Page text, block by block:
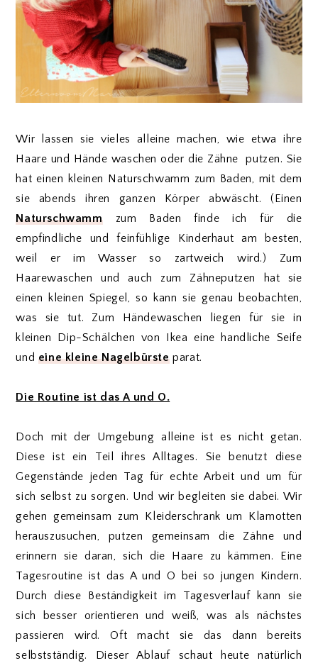
Wir lassen sie vieles alleine machen, wie etwa ihre
Haare und Hände waschen oder die Zähne putzen. Sie
hat einen kleinen Naturschwamm zum Baden, mit dem
sie abends ihren ganzen Körper abwäscht. (Einen
Naturschwammzum Baden finde ich für die
empfindliche und feinfühlige Kinderhaut am besten,
weil er im Wasser so zartweich wird.) Zum
Haarewaschen und auch zum Zähneputzen hat sie
einen kleinen Spiegel, so kann sie genau beobachten,
was sie tut. Zum Händewaschen liegen für sie in
kleinen Dip-Schälchen von Ikea eine handliche Seife
und eine kleine Nagelbürsteparat.
Die Routine ist das A und O.
Doch mit der Umgebung alleine ist es nicht getan.
Diese ist ein Teil ihres Alltages. Sie benutzt diese
Gegenstände jeden Tag für echte Arbeit und um für
sich selbst zu sorgen. Und wir begleiten sie dabei. Wir
gehen gemeinsam zum Kleiderschrank um Klamotten
herauszusuchen, putzen gemeinsam die Zähne und
erinnern sie daran, sich die Haare zu kämmen. Eine
Tagesroutine ist das A und O bei so jungen Kindern.
Durch diese Beständigkeit im Tagesverlauf kann sie
sich besser orientieren und weiß, was als nächstes
passieren wird. Oft macht sie das dann bereits
selbstständig. Dieser Ablauf schaut heute natürlich